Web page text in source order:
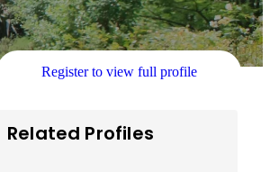
Register to view full profile
Related Profiles